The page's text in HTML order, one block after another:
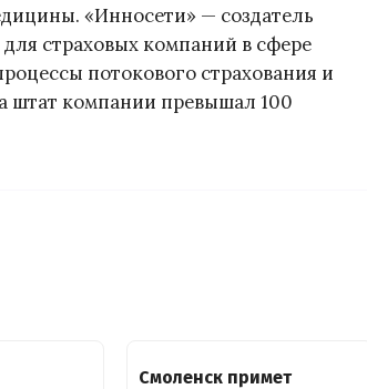
«Инносети» — создатель
страховых компаний в сфере
потокового страхования и
штат компании превышал 100
Смоленск примет